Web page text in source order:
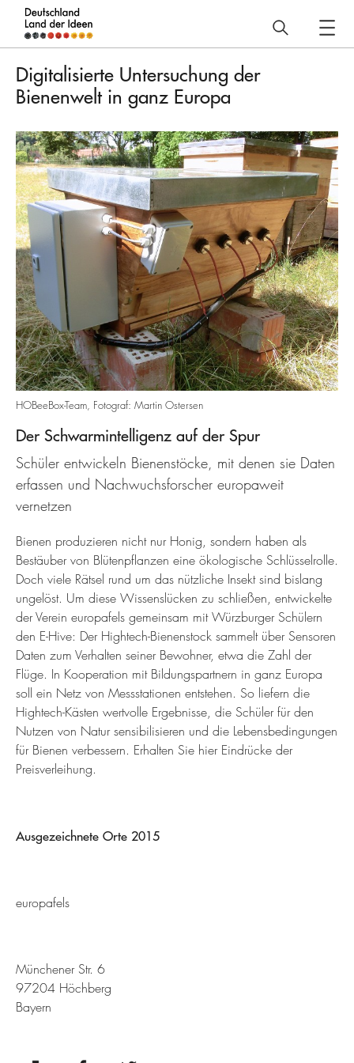
Deutschland
–
Land
Ideen
Projekt
Digitalisierte Untersuchung der
Bienenwelt in ganz Europa
HOBeeBox-Team, Fotograf: Martin Ostersen
Der Schwarmintelligenz auf der Spur
Schüler entwickeln Bienenstöcke, mit denen sie Daten
erfassen und Nachwuchsforscher europaweit
vernetzen
Bienen produzieren nicht nur Honig, sondern haben als
Bestäuber von Blütenpflanzen eine ökologische Schlüsselrolle.
Doch viele Rätsel rund um das nützliche Insekt sind bislang
ungelöst. Um diese Wissenslücken zu schließen, entwickelte
der Verein europafels gemeinsam mit Würzburger Schülern
den E-Hive: Der Hightech-Bienenstock sammelt über Sensoren
Daten zum Verhalten seiner Bewohner, etwa die Zahl der
Flüge. In Kooperation mit Bildungspartnern in ganz Europa
soll ein Netz von Messstationen entstehen. So liefern die
Hightech-Kästen wertvolle Ergebnisse, die Schüler für den
Nutzen von Natur sensibilisieren und die Lebensbedingungen
für Bienen verbessern. Erhalten Sie hier Eindrücke der
Preisverleihung.
Ausgezeichnete Orte 2015
europafels
Münchener Str. 6
97204 Höchberg
Bayern